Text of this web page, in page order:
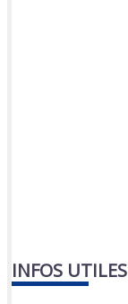
INFOS UTILES